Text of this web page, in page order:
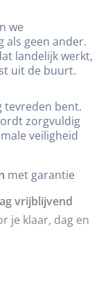
we
als geen ander.
landelijk werkt,
uit de buurt.
tevreden bent.
zorgvuldig
veiligheid
met garantie
vrijblijvend
je klaar, dag en